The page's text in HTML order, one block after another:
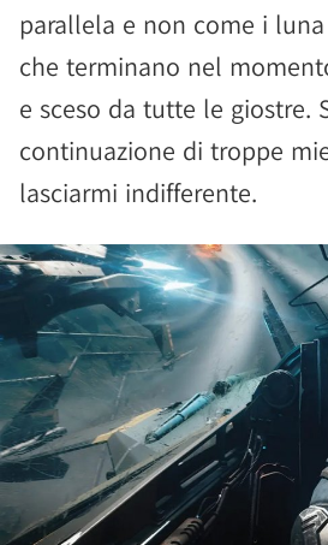
parallela e non come i
che terminano nel
e sceso da tutte le giostre.
continuazione di troppe
lasciarmi indifferente.